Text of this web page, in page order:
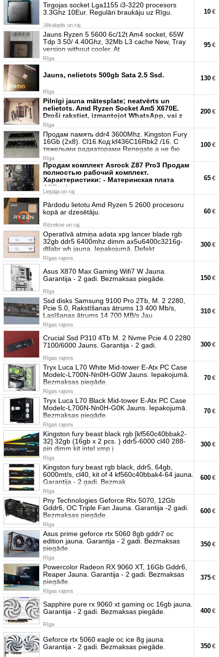
Tirgojas socket Lga1155 i3-3220 procesors
3.3Ghz 10Eur. Regulāri braukāju uz Rīgu.
Jēkabpils un raj.
10 €
Jauns Ryzen 5 5600 6c/12t Am4 socket, 65W
Tdp 3.50/ 4.40Ghz, 32Mb L3 cache New, Tray
version without cooler. At
Rīga
95 €
Jauns, nelietots 500gb Sata 2.5 Ssd.
Rīga
130 €
Pilnīgi jauna mātesplate; neatvērts un
nelietots. Amd Ryzen Socket Am5 X670E.
Droši rakstiet, izmantojot WhatsApp, vai z
Rīga
200 €
Продам память ddr4 3600Mhz. Kingston Fury
16Gb (2x8). Cl16.Код:kf436C16Rbk2 /16. С
тяжелыми радиаторами Renegate а не бю
Rīga
100 €
Продам комплект Asrock Z87 Pro3 Продам
полностью рабочий комплект.
Характеристики: - Материнская плата
ASRock
Liepāja un raj.
65 €
Pārdodu lietotu Amd Ryzen 5 2600 procesoru
kopā ar dzesētāju.
Rēzekne un raj.
60 €
Operatīvā atmiņa adata xpg lancer blade rgb
32gb ddr5 6400mhz dimm ax5u6400c3216g-
dtlabr wh jauna. Iepakojumā. Defekt
Rīgas rajons
300 €
Asus X870 Max Gaming Wifi7 W Jauna.
Garantija - 2 gadi. Bezmaksas piegāde.
Rīga
150 €
Ssd disks Samsung 9100 Pro 2Tb, M. 2 2280,
Pcie 5.0, Rakstīšanas ātrums 13 400 Mb/s,
Lasīšanas ātrums 14 700 MB/s Jau
Rīgas rajons
310 €
Crucial Ssd P310 4Tb M. 2 Nvme Pcie 4.0 2280
7100/6000 Jauns. Garantija - 2 gadi.
Rīgas rajons
300 €
Tryx Luca L70 White Mid-tower E-Atx PC Case
Modelc-L700N-Nn0H-G0W Jauns. Iepakojumā.
Bezmaksas piegāde.
Rīgas rajons
70 €
Tryx Luca L70 Black Mid-tower E-Atx PC Case
Modelc-L700N-Nn0H-G0K Jauns. Iepakojumā.
Bezmaksas piegāde.
Rīgas rajons
70 €
Kingston fury beast black rgb [kf560c40bbak2-
32] 32gb (16gb x 2 pcs. ) ddr5-6000 cl40 288-
pin dimm kit intel xmp j
Rīga
300 €
Kingston fury beast rgb black, ddr5, 64gb,
6000mt/s, cl40, kit of 4 kf560c40bbak4-64 jauna.
Garantija - 2 gadi. Bezmak
Rīga
600 €
Pny Technologies Geforce Rtx 5070, 12Gb
Gddr6, OC Triple Fan Jauna. Garantija -2 gadi.
Bezmaksas piegāde.
Rīga
600 €
Asus prime geforce rtx 5060 8gb gddr7 oc
edition jauna. Garantija - 2 gadi. Bezmaksas
piegāde.
Rīga
350 €
Powercolor Radeon RX 9060 XT, 16Gb Gddr6,
Reaper Jauna. Garantija - 2 gadi. Bezmaksas
piegāde.
Rīgas rajons
375 €
Sapphire pure rx 9060 xt gaming oc 16gb jauna.
Garantija - 2 gadi. Bezmaksas piegāde.
Rīga
400 €
Geforce rtx 5060 eagle oc ice 8g jauna.
Garantija - 2 gadi. Bezmaksas piegāde.
350 €